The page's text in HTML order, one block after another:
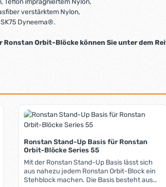
verstärktem Nylon,
Dyneema®.
Orbit-Blöcke können Sie unter dem
Ronstan Stand-Up Basis für Ronstan
Orbit-Blöcke Series 55
Mit der Ronstan Stand-Up Basis lässt sich
aus nahezu jedem Ronstan Orbit-Block ein
Stehblock machen. Die Basis besteht aus